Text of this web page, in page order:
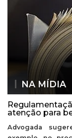
NA MÍDIA
atenção para
Advogada